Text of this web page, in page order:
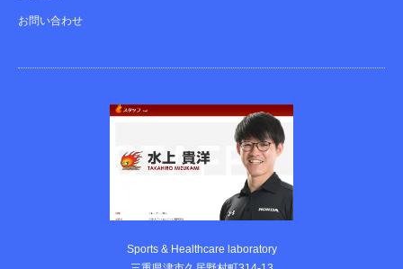
お問い合わせ
Sports & Healthcare laboratory